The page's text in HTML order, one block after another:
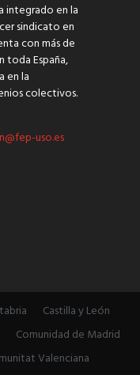
integrado en la
sindicato en
con más de
toda España,
en la
colectivos.
uso.es
Castilla y León
Comunidad de Madrid
Valenciana